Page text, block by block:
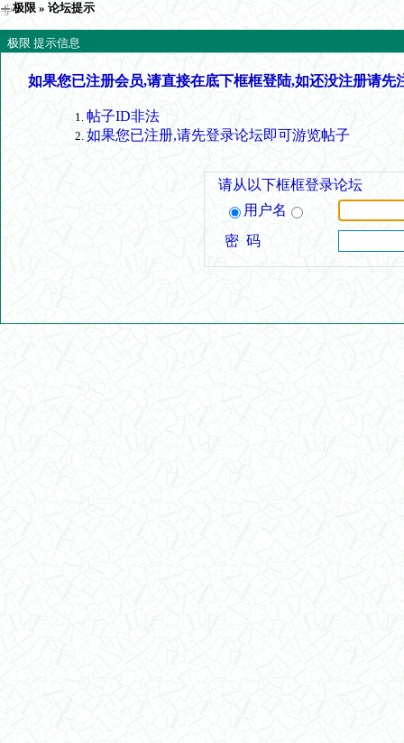
极限 » 论坛提示
极限 提示信息
如果您已注册会员,请直接在底下框框登陆,如还没注册请先
帖子ID非法
如果您已注册,请先登录论坛即可游览帖子
请从以下框框登录论坛
用户名
密 码